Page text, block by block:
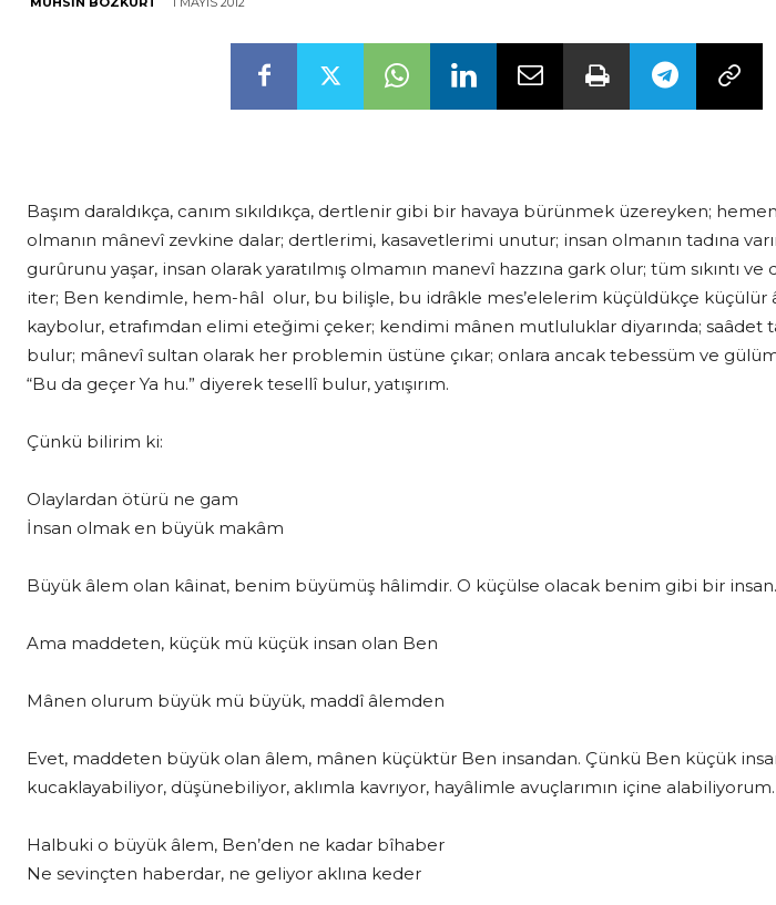
Başım daraldıkça, canım sıkıldıkça, dertlenir gibi bir havaya bürünmek üzereyken;
olmanın mânevî zevkine dalar; dertlerimi, kasavetlerimi unutur; insan olmanın tadına
gurûrunu yaşar, insan olarak yaratılmış olmamın manevî hazzına gark olur; tüm sıkıntı ve
iter; Ben kendimle, hem-hâl olur, bu bilişle, bu idrâkle mes’elelerim küçüldükçe küçülür
kaybolur, etrafımdan elimi eteğimi çeker; kendimi mânen mutluluklar diyarında; saâdet
bulur; mânevî sultan olarak her problemin üstüne çıkar; onlara ancak tebessüm ve
“Bu da geçer Ya hu.” diyerek tesellî bulur, yatışırım.
Çünkü bilirim ki:
Olaylardan ötürü ne gam
İnsan olmak en büyük makâm
Büyük âlem olan kâinat, benim büyümüş hâlimdir. O küçülse olacak benim gibi bir insan.
Ama maddeten, küçük mü küçük insan olan Ben
Mânen olurum büyük mü büyük, maddî âlemden
Evet, maddeten büyük olan âlem, mânen küçüktür Ben insandan. Çünkü Ben küçük
kucaklayabiliyor, düşünebiliyor, aklımla kavrıyor, hayâlimle avuçlarımın içine alabiliyorum.
Halbuki o büyük âlem, Ben’den ne kadar bîhaber
Ne sevinçten haberdar, ne geliyor aklına keder